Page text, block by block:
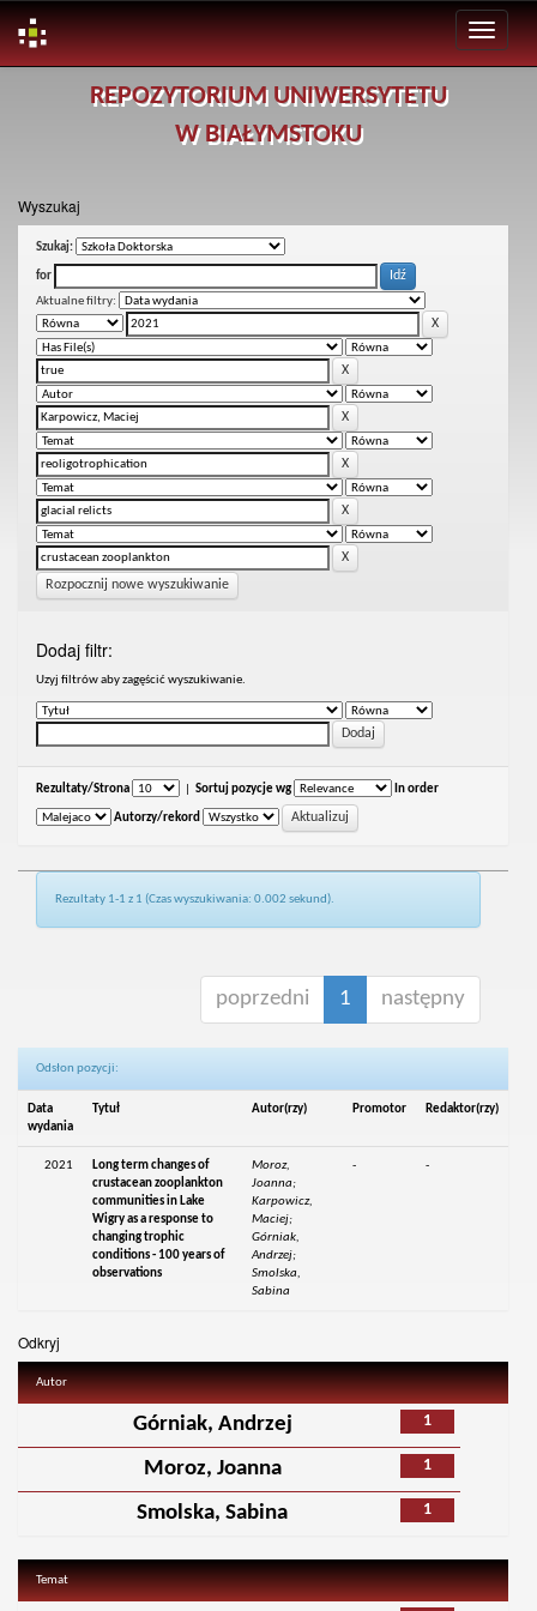
REPOZYTORIUM UNIWERSYTETU
W BIAŁYMSTOKU
Wyszukaj
Szukaj:
for
Aktualne filtry:
Rozpocznij nowe wyszukiwanie
Dodaj filtr:
Uzyj filtrów aby zagęścić wyszukiwanie.
Rezultaty/Strona Sortuj pozycje wg In order
Autorzy/rekord
Rezultaty 1-1 z 1 (Czas wyszukiwania: 0.002 sekund).
poprzedni 1 następny
Odsłon pozycji:
Data
wydania
Tytuł Autor(rzy) Promotor Redaktor(rzy)
2021
Long term changes of
crustacean zooplankton
communities in Lake
Wigry as a response to
changing trophic
conditions - 100 years of
observations
Moroz,
Joanna;
Karpowicz,
Maciej;
Górniak,
Andrzej;
Smolska,
Sabina
- -
Odkryj
Autor
1
Górniak, Andrzej
1
Moroz, Joanna
1
Smolska, Sabina
Temat